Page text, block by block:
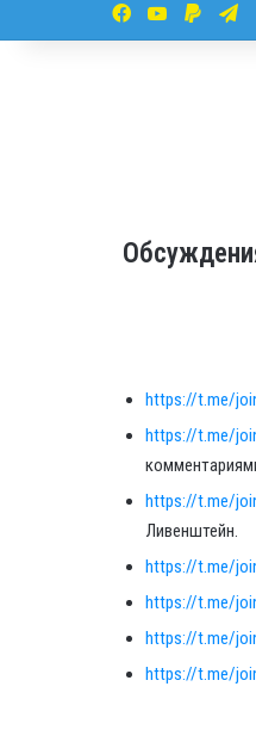
FacebookYouTube
Paypal
https://t.me/
https://t.me/
https://t.me/
Ливенштейн.
https://t.me/
https://t.me/
https://t.me/
https://t.me/